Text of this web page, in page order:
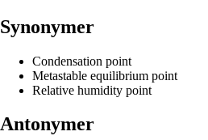
Synonymer
Condensation point
Metastable equilibrium point
Relative humidity point
Antonymer